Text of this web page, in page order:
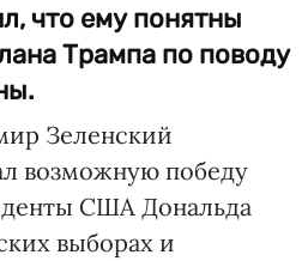
что ему понятны
Трампа по поводу
Зеленский
возможную победу
США Дональда
выборах и